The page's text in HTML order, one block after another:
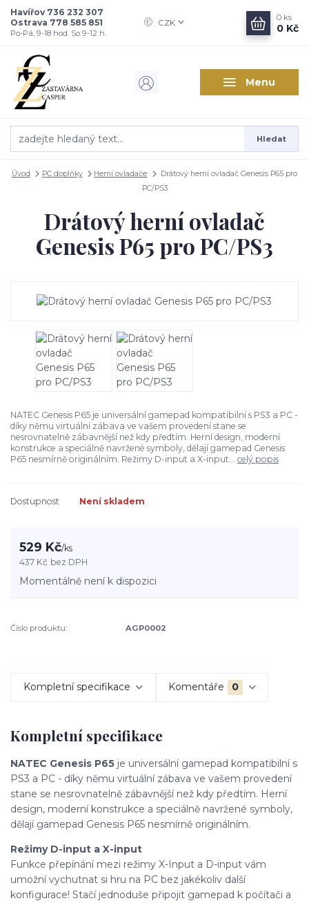
Menu
CZK
Hledat
Havířov 736 232 307
Ostrava 778 585 851
Po-Pá, 9-18 hod. So 9-12 h.
0 ks
0 Kč
Úvod PC doplňky Herní ovladače
Drátový herní ovladač Genesis P65 pro
PC/PS3
Drátový herní ovladač
Genesis P65 pro PC/PS3
NATEC Genesis P65 je universální gamepad kompatibilní s PS3 a PC -
díky němu virtuální zábava ve vašem provedení stane se
nesrovnatelně zábavnější než kdy předtím. Herní design, moderní
konstrukce a speciálně navržené symboly, dělají gamepad Genesis
P65 nesmírně originálním. Režimy D-input a X-input... celý popis
Dostupnost Není skladem
529 Kč/ks
437 Kč bez DPH
Momentálně není k dispozici
Číslo produktu: AGP0002
Kompletní specifikace Komentáře 0
Kompletní specifikace
NATEC Genesis P65 je universální gamepad kompatibilní s
PS3 a PC - díky němu virtuální zábava ve vašem provedení
stane se nesrovnatelně zábavnější než kdy předtím. Herní
design, moderní konstrukce a speciálně navržené symboly,
dělají gamepad Genesis P65 nesmírně originálním.
Režimy D-input a X-input
Funkce přepínání mezi režimy X-Input a D-input vám
umožní vychutnat si hru na PC bez jakékoliv další
konfigurace! Stačí jednoduše připojit gamepad k počítači a